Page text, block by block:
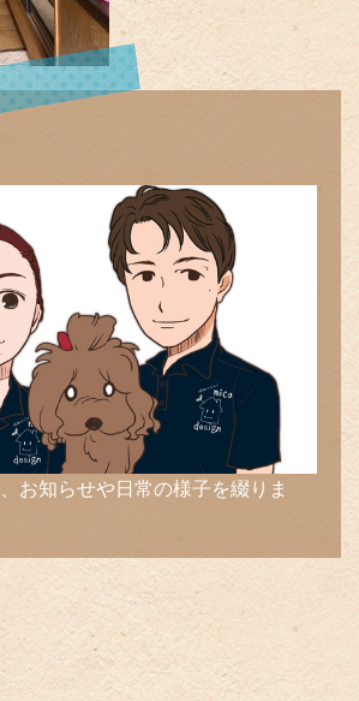
お知らせや日常の様子を綴りま